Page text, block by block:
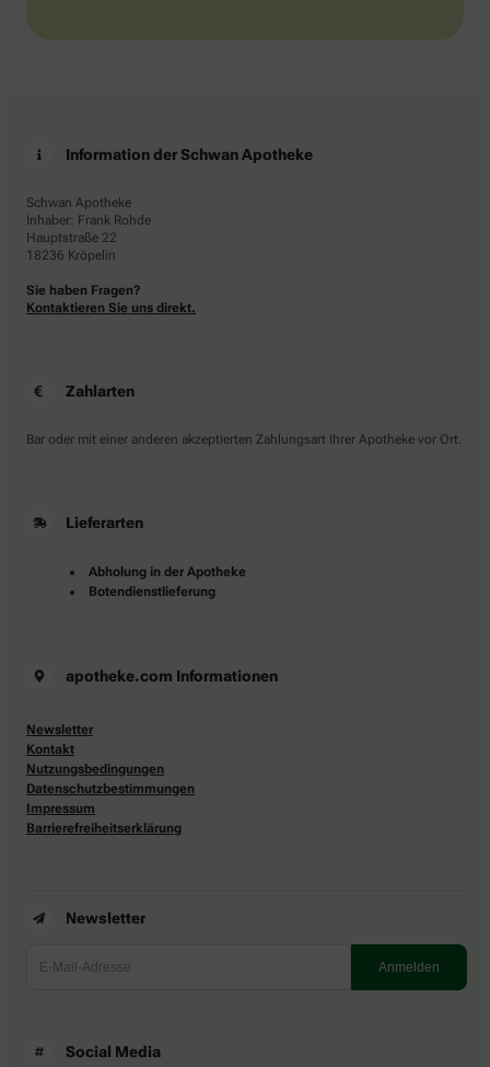
Information der Schwan Apotheke
Schwan Apotheke
Inhaber: Frank Rohde
Hauptstraße 22
18236 Kröpelin
Sie haben Fragen?
Kontaktieren Sie uns direkt.
Zahlarten
Bar oder mit einer anderen akzeptierten Zahlungsart Ihrer Apotheke vor Ort.
Lieferarten
Abholung in der Apotheke
Botendienstlieferung
apotheke.com Informationen
Newsletter
Kontakt
Nutzungsbedingungen
Datenschutzbestimmungen
Impressum
Barrierefreiheitserklärung
Newsletter
Social Media